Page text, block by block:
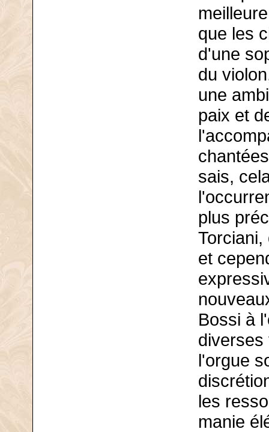
que les
d'une
du
une
paix et
sais,
plus
Torciani,
et
Bossi à
diverses
l'orgue
les
manie